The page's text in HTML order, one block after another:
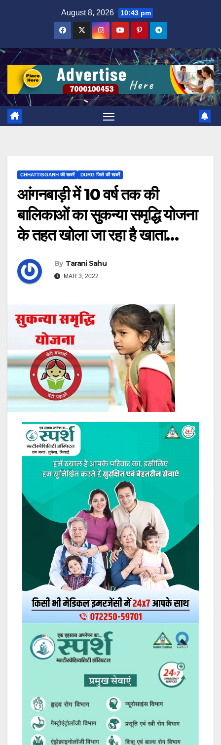
August 8, 2026 10:43 pm
CHHATTISGARH की खबरें DURG जिले की खबरें
आंगनबाड़ी में 10 वर्ष तक की
बालिकाओं का सुकन्या समृद्धि योजना
के तहत खोला जा रहा है खाता…
By Tarani Sahu
MAR 3, 2022